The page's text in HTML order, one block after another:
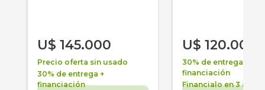
U$ 145.000
Precio oferta sin usado
30% de entrega +
financiación
U$ 120.000
30% de entrega +
financiación
Financialo en 3 años